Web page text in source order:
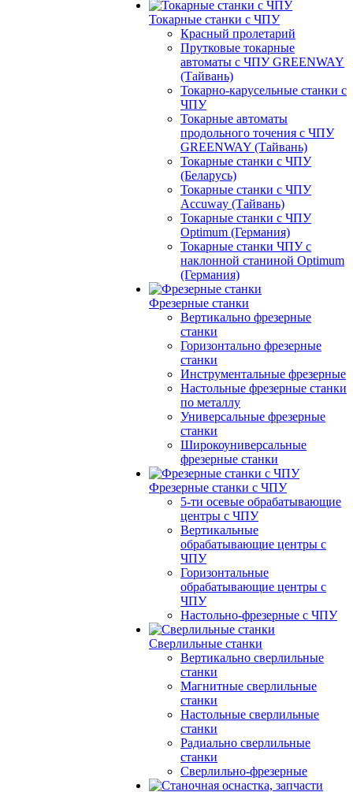
Токарные станки с ЧПУ
Красный пролетарий
Прутковые токарные
автоматы с ЧПУ GREENWAY
(Тайвань)
Токарно-карусельные станки с
ЧПУ
Токарные автоматы
продольного точения с ЧПУ
GREENWAY (Тайвань)
Токарные станки с ЧПУ
(Беларусь)
Токарные станки с ЧПУ
Accuway (Тайвань)
Токарные станки с ЧПУ
Optimum (Германия)
Токарные станки ЧПУ с
наклонной станиной Optimum
(Германия)
Фрезерные станки
Вертикально фрезерные
станки
Горизонтально фрезерные
станки
Инструментальные фрезерные
Настольные фрезерные станки
по металлу
Универсальные фрезерные
станки
Широкоуниверсальные
фрезерные станки
Фрезерные станки с ЧПУ
5-ти осевые обрабатывающие
центры с ЧПУ
Вертикальные
обрабатывающие центры с
ЧПУ
Горизонтальные
обрабатывающие центры с
ЧПУ
Настольно-фрезерные с ЧПУ
Сверлильные станки
Вертикально сверлильные
станки
Магнитные сверлильные
станки
Настольные сверлильные
станки
Радиально сверлильные
станки
Сверлильно-фрезерные